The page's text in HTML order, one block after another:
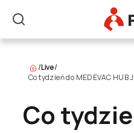
Szukaj
/Live/
Co tydzień do MEDEVAC
Co